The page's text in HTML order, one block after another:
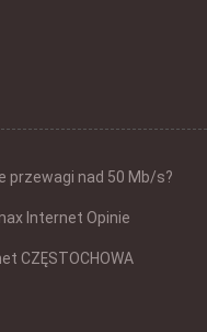
przewagi nad 50 Mb/s?
Internet Opinie
CZĘSTOCHOWA